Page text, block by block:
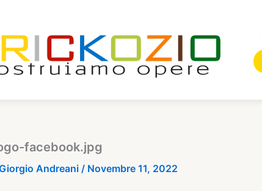
facebook.jpg
Andreani / Novembre 11, 2022